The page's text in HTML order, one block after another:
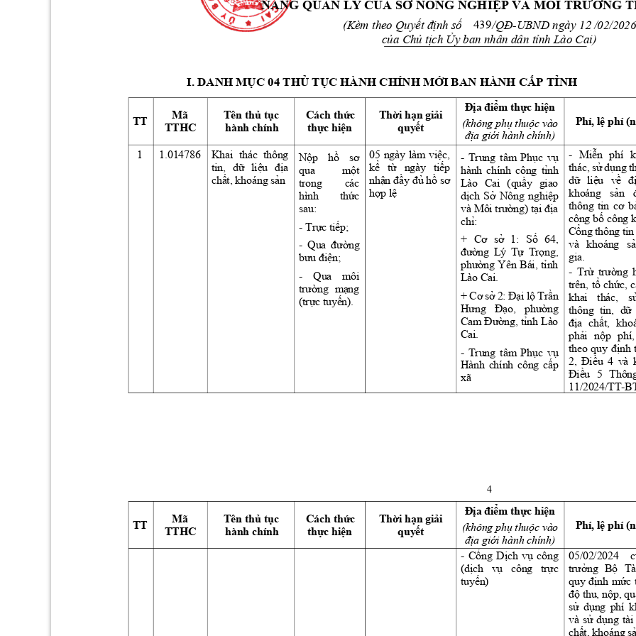
NĂNGQUẢN LÝ CỦA SỞ NÔNG NGHIỆP VÀ MÔI TRƯỜNG
(Kèm theo Quyết định số /QĐ-UBND ngày      /02/2026
của Chủ tịch Ủy ban nhân dân tỉnh Lào Cai)
I. DANH MỤC 04 THỦTỤC HÀNH CHÍNH MỚI BAN HÀNH CẤP TỈNH
TT
Mã
TTHC
Tên thủ tục
hành chính
Cách thức
thựchiện
Thờihạngiải
quyết
Địađiểm thực hiện
(không phụthuộc vào
địa giới hành chính)
Phí, lệ phí
1 1.014786 Khai thác thông
tin, dữ liệu địa
chất, khoáng sản
Nộp hồ
sơ
qua
một
trong
các
hình
thức
sau:
- Trựctiếp;
- Qua đường
bưuđiện;
-
Qua
môi
trường mạng
(trựctuyến).
05 ngày làm việc,
kể từ ngày tiếp
nhận đầy đủhồsơ
hợplệ
- Trung tâm Phục vụ
hành chính công tỉnh
Lào Cai (quầy giao
dịch Sở Nông nghiệp
và Môi trường)tại địa
chỉ:
+ Cơ sở 1: Số 64,
đường Lý Tự Trọng,
phường Yên Bái, tỉnh
Lào Cai.
+ Cơsở2: ĐạilộTrần
Hưng Đạo,
phường
Cam Đường, tỉnh Lào
Cai.
- Trung tâm Phục vụ
Hành chính công cấp
xã
- Miễn phí
thác, sửdụng
dữ liệu về
khoáng sản
thông tin cơ
công bố công
Cổngthông tin
và khoáng
gia.
- Trừ trường
trên, tổ chức,
khai
thác,
thông tin, dữ
địa chất,
phải nộp phí,
theo quy định
2, Điều 4 và
Điều 5
11/2024/TT-
439 12
4
TT
Mã
TTHC
Tên thủ tục
hành chính
Cách thức
thựchiện
Thờihạngiải
quyết
Địađiểm thực hiện
(không phụthuộc vào
địa giới hành chính)
Phí, lệ phí
- Cổng Dịch vụ công
(dịch vụ công trực
tuyến)
05/02/2024
trưởng Bộ
quy định mức
độ thu, nộp,
sử dụng phí
và sử dụng tài
chất, khoáng